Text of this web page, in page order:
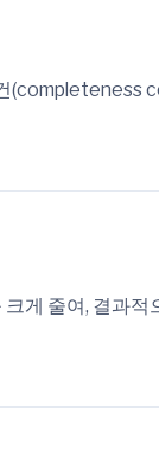
(completeness
게 줄여, 결과적